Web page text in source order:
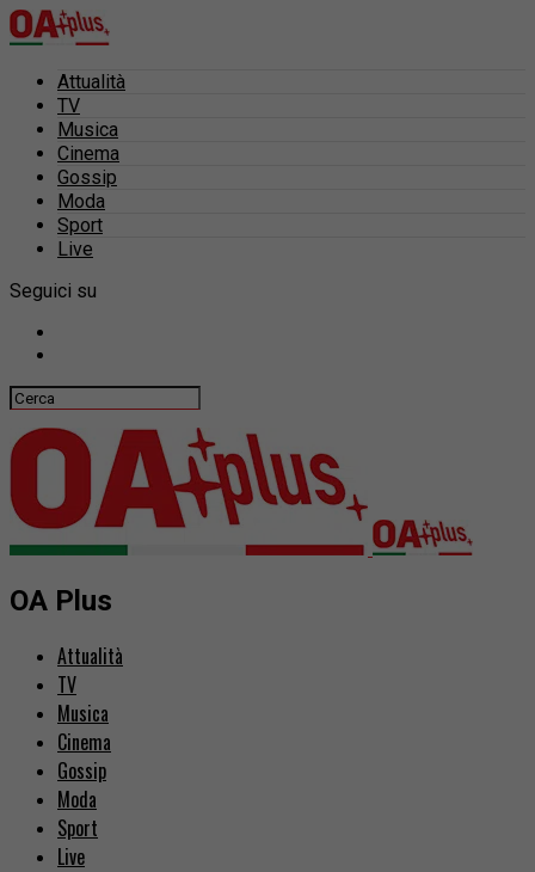
Attualità
TV
Musica
Cinema
Gossip
Moda
Sport
Live
Seguici su
OA Plus
Attualità
TV
Musica
Cinema
Gossip
Moda
Sport
Live